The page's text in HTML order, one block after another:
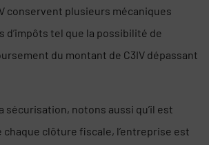
conservent plusieurs mécaniques
d’impôts tel que la possibilité de
du montant de C3IV dépassant
sécurisation, notons aussi qu’il est
chaque clôture fiscale, l’entreprise est